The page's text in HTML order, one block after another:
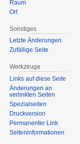
Raum
Ort
Sonstiges
Letzte Änderungen
Zufällige Seite
Werkzeuge
Links auf diese Seite
Änderungen an
verlinkten Seiten
Spezialseiten
Druckversion
Permanenter Link
Seiten­informationen